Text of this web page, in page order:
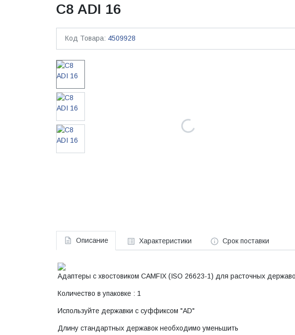
C8 ADI 16
Код Товара: 4509928
Описание Характеристики Срок поставки
Адаптеры с хвостовиком CAMFIX (ISO 26623-1) для расточных
Количество в упаковке : 1
Используйте державки с суффиксом "AD"
Длину стандартных державок необходимо уменьшить